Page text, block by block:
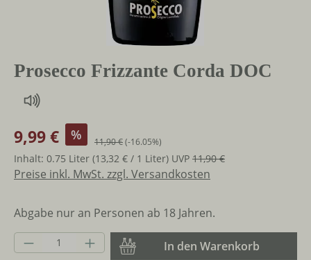
Prosecco Frizzante Corda DOC
9,99 € % 11,90 €(-16.05%)
Inhalt: 0.75 Liter (13,32 € / 1 Liter) UVP 11,90 €
Preise inkl. MwSt. zzgl. Versandkosten
Abgabe nur an Personen ab 18 Jahren.
Produkt Anzahl: Gib den gewünschten
In den Warenkorb